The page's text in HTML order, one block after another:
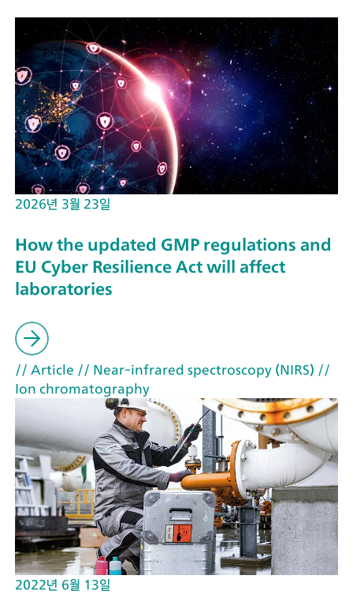
2026년 3월 23일
How the updated GMP regulations and
EU Cyber Resilience Act will affect
laboratories
// Article // Near-infrared spectroscopy (NIRS) //
Ion chromatography
2022년 6월 13일